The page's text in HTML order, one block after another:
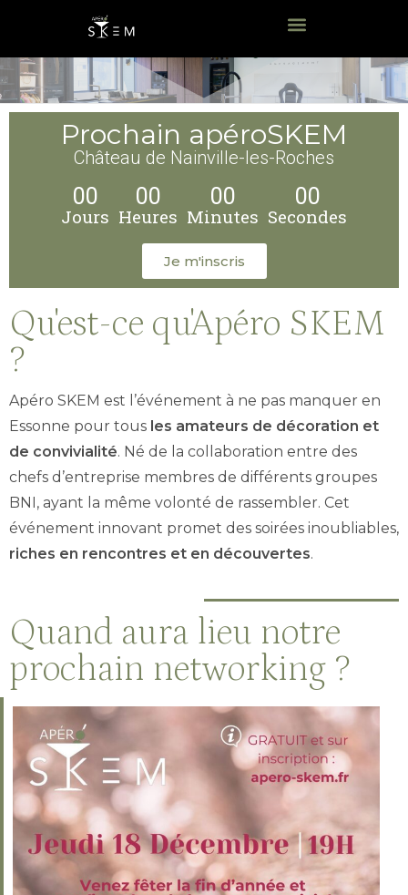
Prochain apéroSKEM
Château de Nainville-les-Roches
00
Jours
00
Heures
00
Minutes
00
Secondes
Je m'inscris
Qu'est-ce qu'Apéro SKEM
?
Apéro SKEM est l’événement à ne pas manquer en
Essonne pour tous les amateurs de décoration et
de convivialité. Né de la collaboration entre des
chefs d’entreprise membres de différents groupes
BNI, ayant la même volonté de rassembler. Cet
événement innovant promet des soirées inoubliables,
riches en rencontres et en découvertes.
Quand aura lieu notre
prochain networking ?